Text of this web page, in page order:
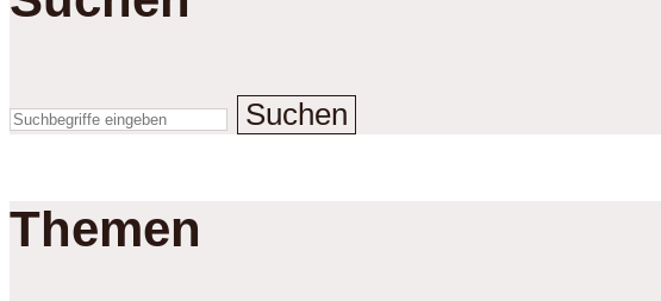
Suchen
Themen